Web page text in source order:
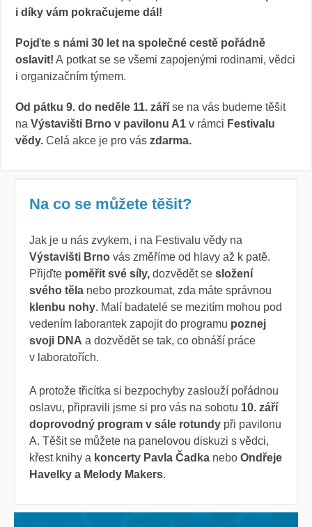
i díky vám pokračujeme dál!
Pojďte s námi 30 let na společné cestě pořádně
oslavit! A potkat se se všemi zapojenými rodinami, vědci
i organizačním týmem.
Od pátku 9. do neděle 11. září se na vás budeme těšit
na Výstavišti Brno v pavilonu A1 v rámci Festivalu
vědy. Celá akce je pro vás zdarma.
Na co se můžete těšit?
Jak je u nás zvykem, i na Festivalu vědy na
Výstavišti Brno vás změříme od hlavy až k patě.
Přijďte poměřit své síly, dozvědět se složení
svého těla nebo prozkoumat, zda máte správnou
klenbu nohy. Malí badatelé se mezitím mohou pod
vedením laborantek zapojit do programu poznej
svoji DNA a dozvědět se tak, co obnáší práce
v laboratořích.
A protože třicítka si bezpochyby zaslouží pořádnou
oslavu, připravili jsme si pro vás na sobotu 10. září
doprovodný program v sále rotundy při pavilonu
A. Těšit se můžete na panelovou diskuzi s vědci,
křest knihy a koncerty Pavla Čadka nebo Ondřeje
Havelky a Melody Makers.